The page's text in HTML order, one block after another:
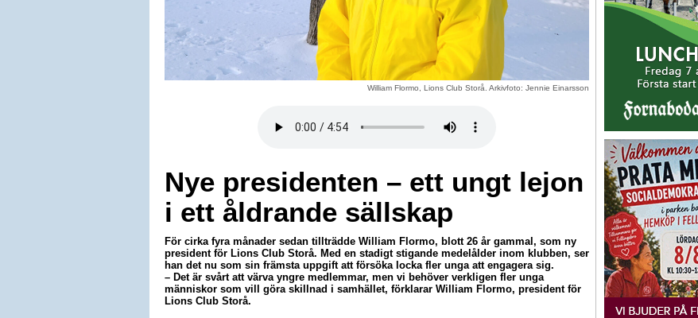
William Flormo, Lions Club Storå. Arkivfoto: Jennie Einarsson
Nye presidenten – ett ungt lejon
i ett åldrande sällskap
För cirka fyra månader sedan tillträdde William Flormo, blott 26 år gammal, som ny
president för Lions Club Storå. Med en stadigt stigande medelålder inom klubben, ser
han det nu som sin främsta uppgift att försöka locka fler unga att engagera sig.
– Det är svårt att värva yngre medlemmar, men vi behöver verkligen fler unga
människor som vill göra skillnad i samhället, förklarar William Flormo, president för
Lions Club Storå.